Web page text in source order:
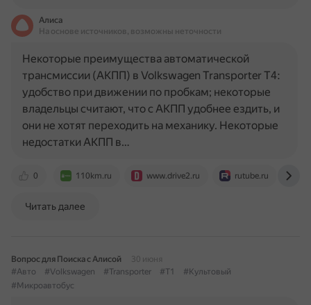
Алиса
На основе источников, возможны неточности
0 110km.ru www.drive2.ru rutube.ru
Некоторые преимущества автоматической
трансмиссии (АКПП) в Volkswagen Transporter T4:
удобство при движении по пробкам; некоторые
владельцы считают, что с АКПП удобнее ездить, и
они не хотят переходить на механику. Некоторые
недостатки АКПП в…
Читать далее
Вопрос для Поиска с Алисой
30 июня
#Авто
#Volkswagen #Transporter #T1
#Культовый
#Микроавтобус